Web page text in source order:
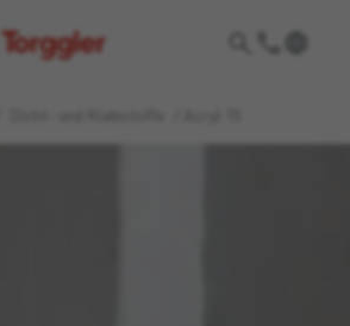
Torggler